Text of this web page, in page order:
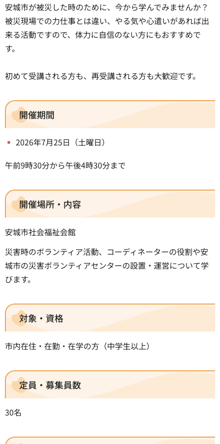
安城市が被災した時のために、今から学んでみませんか？
被災現場での力仕事とは違い、やる気や心遣いがあれば出
来る活動ですので、体力に自信のない方にもおすすめで
す。
初めて受講される方も、再受講される方も大歓迎です。
開催期間
2026年7月25日（土曜日）
午前9時30分から午後4時30分まで
開催場所・内容
安城市社会福祉会館
災害時のボランティア活動、コーディネーターの役割や安
城市の災害ボランティアセンターの設置・運営について学
びます。
対象・資格
市内在住・在勤・在学の方（中学生以上）
定員・募集員数
30名